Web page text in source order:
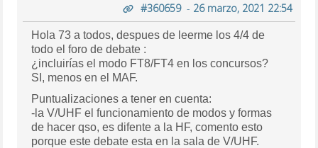
#360659- 26 marzo, 2021 22:54
Hola 73 a todos, despues de leerme los 4/4 de
todo el foro de debate :
¿incluirías el modo FT8/FT4 en los concursos?
SI, menos en el MAF.
Puntualizaciones a tener en cuenta:
-la V/UHF el funcionamiento de modos y formas
de hacer qso, es difente a la HF, comento esto
porque este debate esta en la sala de V/UHF.